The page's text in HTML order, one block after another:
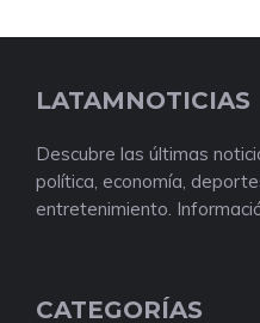
LATAMNOTICIAS
Descubre las últimas
política, economía,
entretenimiento.
CATEGORÍAS